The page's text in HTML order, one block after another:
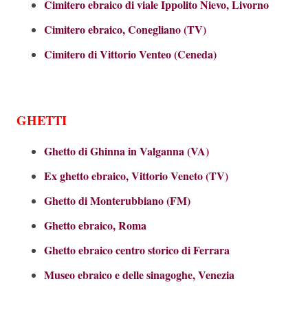
Cimitero ebraico di viale Ippolito Nievo, Livorno
Cimitero ebraico, Conegliano (TV)
Cimitero di Vittorio Venteo (Ceneda)
GHETTI
Ghetto di Ghinna in Valganna (VA)
Ex ghetto ebraico, Vittorio Veneto (TV)
Ghetto di Monterubbiano (FM)
Ghetto ebraico, Roma
Ghetto ebraico centro storico di Ferrara
Museo ebraico e delle sinagoghe, Venezia